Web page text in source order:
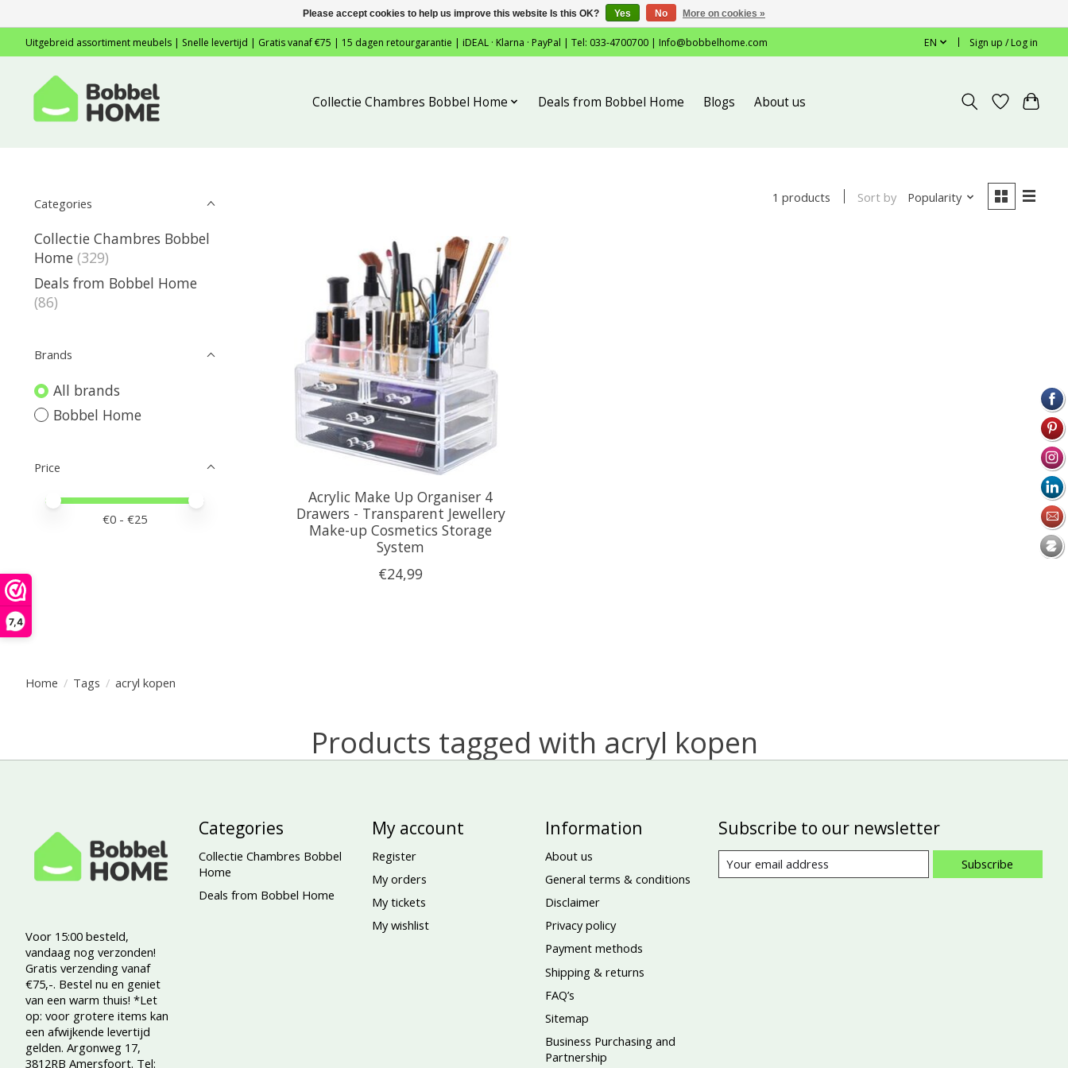
7,4
Uitgebreid assortiment meubels | Snelle levertijd | Gratis vanaf €75 | 15 dagen retourgarantie | iDEAL · Klarna · PayPal | Tel: 033-4700700 | Info@bobbelhome.com EN Sign up / Log in
Collectie Chambres Bobbel Home Deals from Bobbel Home Blogs About us
Home / Tags / acryl kopen
Products tagged with acryl kopen
Categories
Collectie Chambres Bobbel
Home (329)
Deals from Bobbel Home
(86)
Brands
All brands
Bobbel Home
Price
Price minimum value
Price maximum value
€0 - €25
1 products Sort by Popularity
Acrylic Make Up Organiser 4
Drawers - Transparent Jewellery
Make-up Cosmetics Storage
System
€24,99
Voor 15:00 besteld,
vandaag nog verzonden!
Gratis verzending vanaf
€75,-. Bestel nu en geniet
van een warm thuis! *Let
op: voor grotere items kan
een afwijkende levertijd
gelden. Argonweg 17,
3812RB Amersfoort. Tel:
Categories
Collectie Chambres Bobbel
Home
Deals from Bobbel Home
My account
Register
My orders
My tickets
My wishlist
Information
About us
General terms & conditions
Disclaimer
Privacy policy
Payment methods
Shipping & returns
FAQ’s
Sitemap
Business Purchasing and
Partnership
Subscribe to our newsletter
Subscribe
Please accept cookies to help us improve this website Is this OK? Yes No More on cookies »